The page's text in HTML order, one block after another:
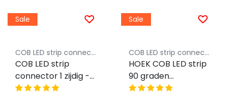
Sale
COB LED strip connector Luksus
COB LED strip
connector 1 zijdig -
soldeervrij - klik
Sale
COB LED strip connector Luksus
HOEK COB LED strip
90 graden
connector 8mm -